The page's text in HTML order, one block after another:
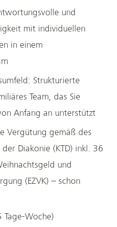
und
mit individuellen
in einem
Strukturierte
Team, das Sie
Anfang an unterstützt
Vergütung gemäß des
Diakonie (KTD) inkl. 36
und
(EZVK) – schon
Tage-Woche)